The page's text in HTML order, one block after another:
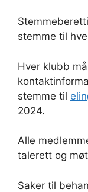
stemme til
Hver klubb
stemme til
2024.
Alle
talerett og
Saker til